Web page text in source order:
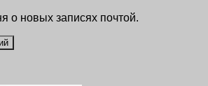
о новых записях почтой.